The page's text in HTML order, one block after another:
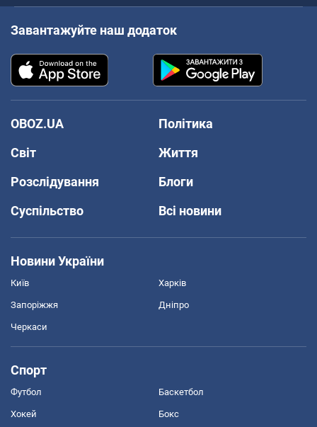
Завантажуйте наш додаток
OBOZ.UA
Політика
Світ
Життя
Розслідування
Блоги
Суспільство
Всі новини
Новини України
Київ Харків
Запоріжжя Дніпро
Черкаси
Спорт
Футбол Баскетбол
Хокей Бокс